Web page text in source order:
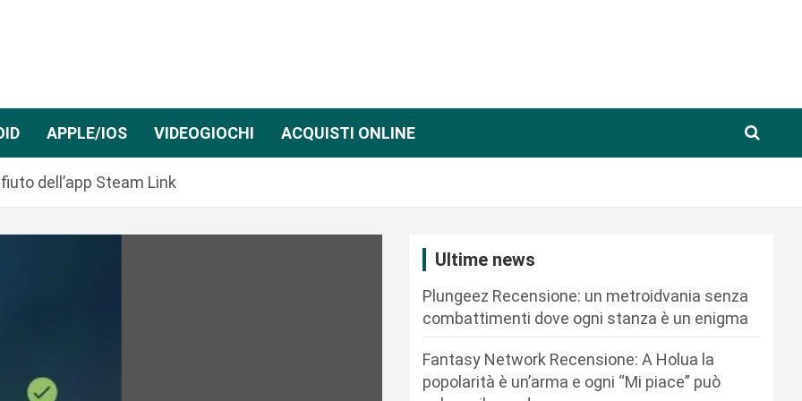
APPLE/IOS VIDEOGIOCHI ACQUISTI ONLINE
dell’app Steam Link
Ultime news
Plungeez Recensione: un metroidvania senza
combattimenti dove ogni stanza è un enigma
Fantasy Network Recensione: A Holua la
popolarità è un’arma e ogni “Mi piace” può